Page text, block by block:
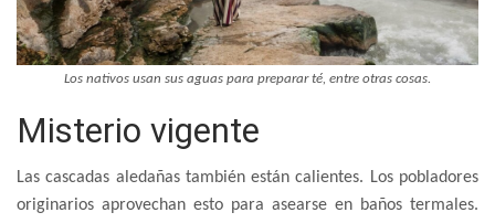
Los nativos usan sus aguas para preparar té, entre otras cosas.
Misterio vigente
Las cascadas aledañas también están calientes. Los pobladores
originarios aprovechan esto para asearse en baños termales.